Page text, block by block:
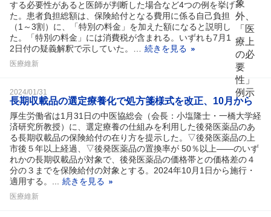
する必要性があると医師が判断した場合など4つの例を挙げ
た。患者負担総額は、保険給付となる費用に係る自己負担
（1～3割）に、「特別の料金」を加えた額になると説明し
た。「特別の料金」には消費税が含まれる。いずれも7月1
2日付の疑義解釈で示していた。… 続きを見る
医療維新
2024/01/31
長期収載品の選定療養化で処方箋様式を改正、10月から
厚生労働省は1月31日の中医協総会（会長：小塩隆士・一橋大学経
済研究所教授）に、選定療養の仕組みを利用した後発医薬品のあ
る長期収載品の保険給付の在り方を提示した。▽後発医薬品の上
市後５年以上経過、▽後発医薬品の置換率が 50％以上――のいず
れかの長期収載品が対象で、後発医薬品の価格帯との価格差の４
分の３までを保険給付の対象とする。2024年10月1日から施行・
適用する。... 続きを見る
医療維新